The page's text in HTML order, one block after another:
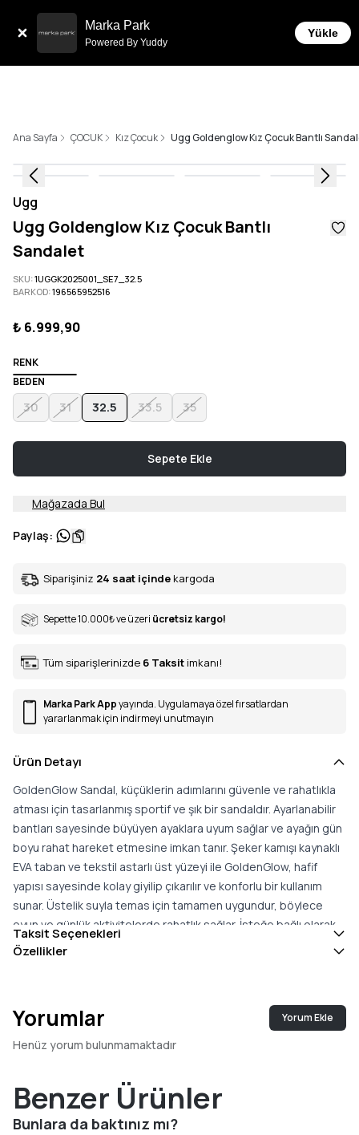
Marka Park
Powered By Yuddy
Yükle
Tüm Siparişlerde 6 Taksit İmkanı!
Ana Sayfa ÇOCUK Kız Çocuk Ugg Goldenglow Kız Çocuk Bantlı
Ugg
Ugg Goldenglow Kız Çocuk Bantlı
Sandalet
SKU:1UGGK2025001_SE7_32.5
BARKOD:196565952516
₺ 6.999,90
RENK
BEDEN
30 31 32.5 33.5 35
Sepete Ekle
Mağazada Bul
Paylaş:
Siparişiniz 24 saat içinde kargoda
Sepette 10.000₺ve üzeri ücretsiz kargo!
Tüm siparişlerinizde 6 Taksit imkanı!
Marka Park Appyayında. Uygulamaya özel fırsatlardan
yararlanmak için indirmeyi unutmayın
Ürün Detayı
GoldenGlow Sandal, küçüklerin adımlarını güvenle ve rahatlıkla
atması için tasarlanmış sportif ve şık bir sandaldır. Ayarlanabilir
bantları sayesinde büyüyen ayaklara uyum sağlar ve ayağın gün
boyu rahat hareket etmesine imkan tanır. Şeker kamışı kaynaklı
EVA taban ve tekstil astarlı üst yüzeyi ile GoldenGlow, hafif
yapısı sayesinde kolay giyilip çıkarılır ve konforlu bir kullanım
sunar. Üstelik suyla temas için tamamen uygundur, böylece
oyun ve günlük aktivitelerde rahatlık sağlar. İsteğe bağlı olarak,
anneler için tasarlanmış GoldenGlow kadın sandalet modeliyle
Reimagining Industry to Support Equality (RISE)girişimi ile
iş birliği içinde üretilmiştir. Bu program, kadınların iş hayatında
güçlenmesini ve eğitim olanaklarına erişimini sağlayacak
Taksit Seçenekleri
Özellikler
Yorumlar Yorum Ekle
Henüz yorum bulunmamaktadır
Benzer Ürünler
Bunlara da baktınız mı?